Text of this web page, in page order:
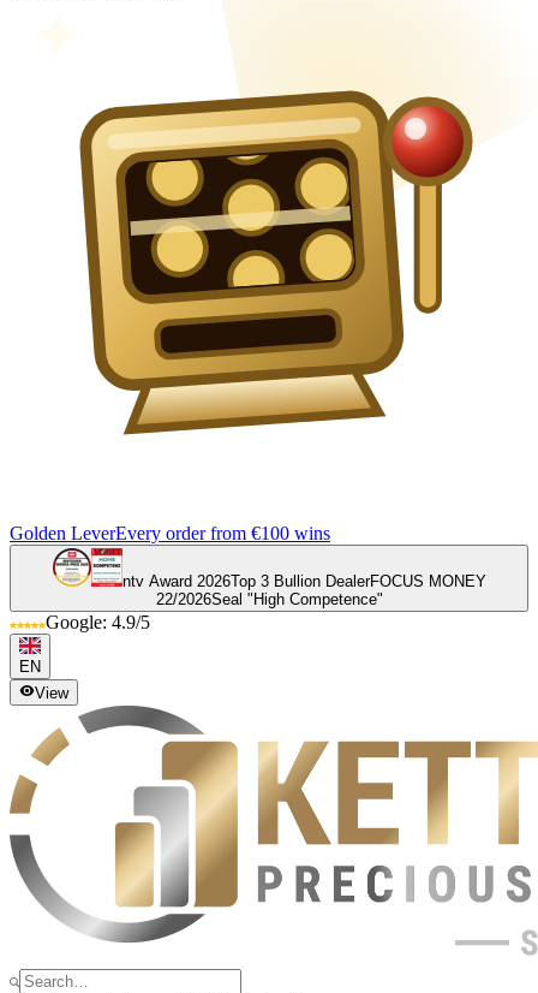
Golden LeverEvery order from €100 wins
ntv Award 2026Top 3 Bullion DealerFOCUS MONEY
22/2026Seal "High Competence"
Google: 4.9/5
EN
View